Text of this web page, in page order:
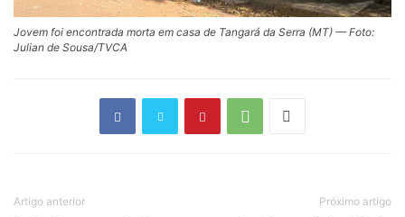
Jovem foi encontrada morta em casa de Tangará da Serra (MT) — Foto:
Julian de Sousa/TVCA
Artigo anterior Próximo artigo